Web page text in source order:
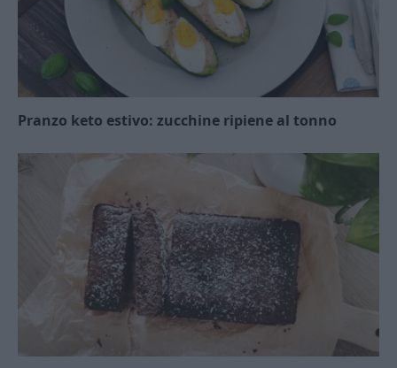
Pranzo keto estivo: zucchine ripiene al tonno